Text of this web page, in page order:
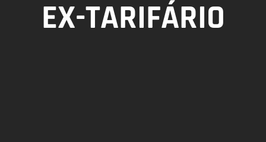
EX-TARIFÁRIO